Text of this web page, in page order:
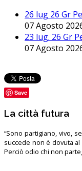
26 lug 26 Gr
07 Agosto
23 lug. 26 Gr
07 Agosto
Save
La città futura
“Sono partigiano, vivo,
succede non è dovuta
Perciò odio chi non